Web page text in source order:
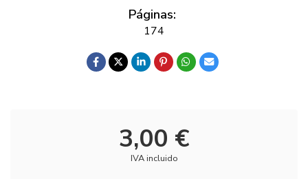
Páginas:
174
3,00 €
IVA incluido